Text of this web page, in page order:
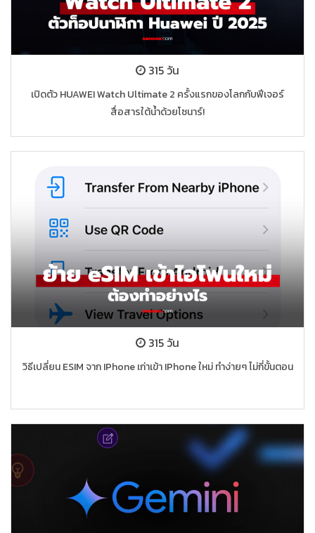
315 วัน
เปิดตัว HUAWEI Watch Ultimate 2 ครั้งแรกของโลกกับฟีเจอร์
สื่อสารใต้น้ำด้วยโซนาร์!
315 วัน
วิธีเปลี่ยน ESIM จาก IPhone เก่าเข้า IPhone ใหม่ ทำง่ายๆ ไม่กี่ขั้นตอน